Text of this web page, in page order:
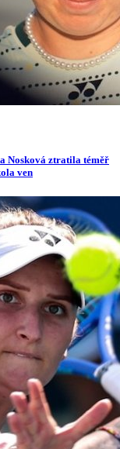
Nosková ztratila téměř
ven